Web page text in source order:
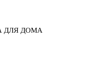
ДЛЯ ДОМА